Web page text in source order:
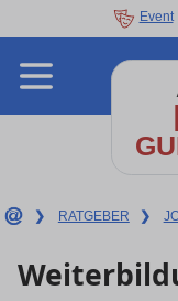
Event
❯ RATGEBER ❯